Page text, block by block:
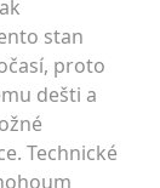
stan
proto
dešti a
Technické